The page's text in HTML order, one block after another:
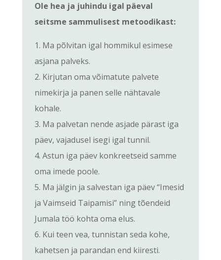
Ole hea ja juhindu igal päeval
seitsme sammulisest metoodikast:
1. Ma põlvitan igal hommikul esimese
asjana palveks.
2. Kirjutan oma võimatute palvete
nimekirja ja panen selle nähtavale
kohale.
3. Ma palvetan nende asjade pärast iga
päev, vajadusel isegi igal tunnil.
4. Astun iga päev konkreetseid samme
oma imede poole.
5. Ma jälgin ja salvestan iga päev “Imesid
ja Vaimseid Taipamisi” ning tõendeid
Jumala töö kohta oma elus.
6. Kui teen vea, tunnistan seda kohe,
kahetsen ja parandan end kiiresti.